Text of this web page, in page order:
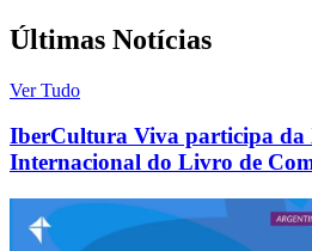
Últimas Notícias
Ver Tudo
IberCultura Viva participa
Internacional do Livro de